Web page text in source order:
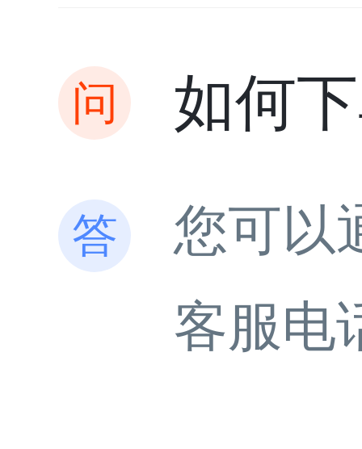
如何
您可以
客服电